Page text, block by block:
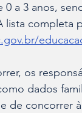
0 a 3 anos,
lista completa
os
dados
de concorrer